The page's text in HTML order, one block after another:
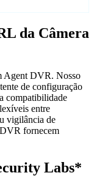
da Câmera
Agent DVR. Nosso
de configuração
compatibilidade
entre
vigilância de
fornecem
Labs*